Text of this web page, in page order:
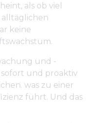
als ob viel
alltäglichen
keine
und -
und proaktiv
was zu einer
führt. Und das